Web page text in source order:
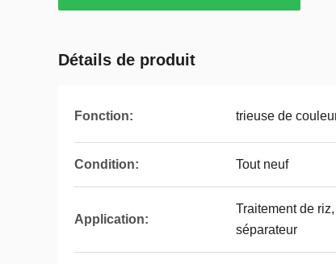
Détails de produit
Fonction: trieuse de
Condition: Tout neuf
Application:
Traitement de
séparateur